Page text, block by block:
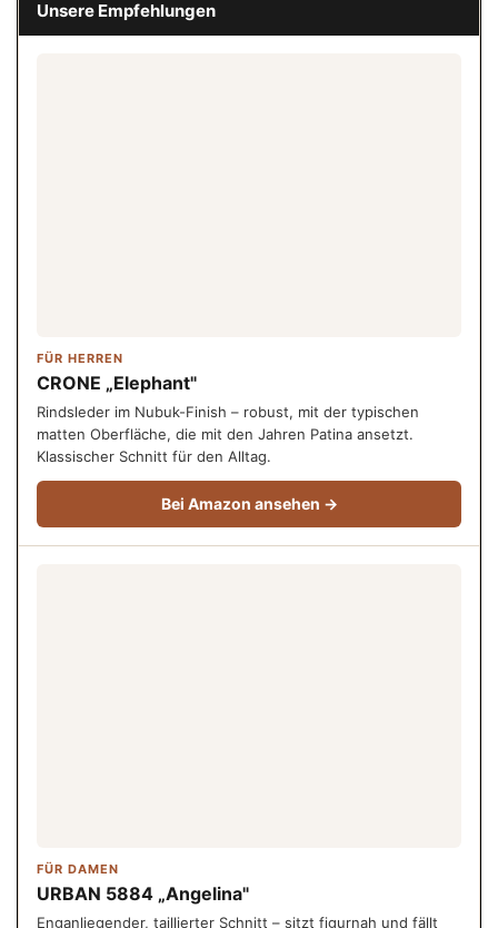
Unsere Empfehlungen
FÜR HERREN
CRONE „Elephant"
Rindsleder im Nubuk-Finish – robust, mit der typischen
matten Oberfläche, die mit den Jahren Patina ansetzt.
Klassischer Schnitt für den Alltag.
Bei Amazon ansehen →
FÜR DAMEN
URBAN 5884 „Angelina"
Enganliegender, taillierter Schnitt – sitzt figurnah und fällt